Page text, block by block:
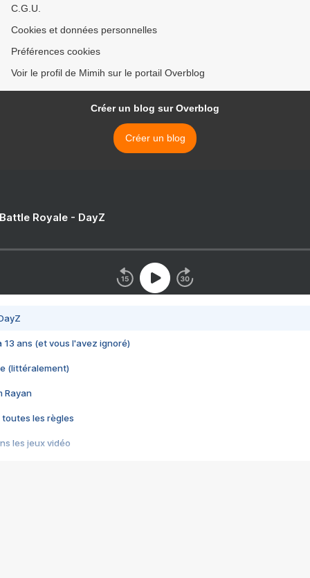
C.G.U.
Cookies et données personnelles
Préférences cookies
Voir le profil de Mimih sur le portail Overblog
Créer un blog sur Overblog
Créer un blog
Royale - DayZ
13 ans (et vous l'avez ignoré)
(littéralement)
Rayan
toutes les règles
les jeux vidéo